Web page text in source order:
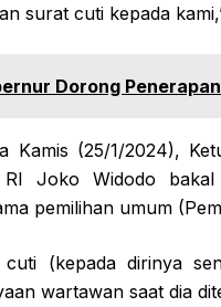
surat cuti kepada
Dorong
Kamis (25/1/2024),
RI Joko Widodo
pemilihan umum
cuti (kepada dirinya
wartawan saat dia